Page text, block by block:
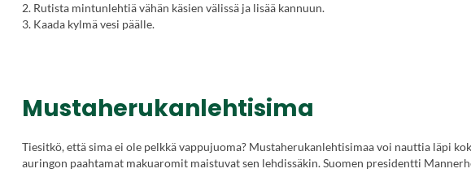
2. Rutista mintunlehtiä vähän käsien välissä ja lisää kannuun.
3. Kaada kylmä vesi päälle.
Mustaherukanlehtisima
Tiesitkö, että sima ei ole pelkkä vappujuoma? Mustaherukanlehtisimaa voi nauttia läpi
auringon paahtamat makuaromit maistuvat sen lehdissäkin. Suomen presidentti